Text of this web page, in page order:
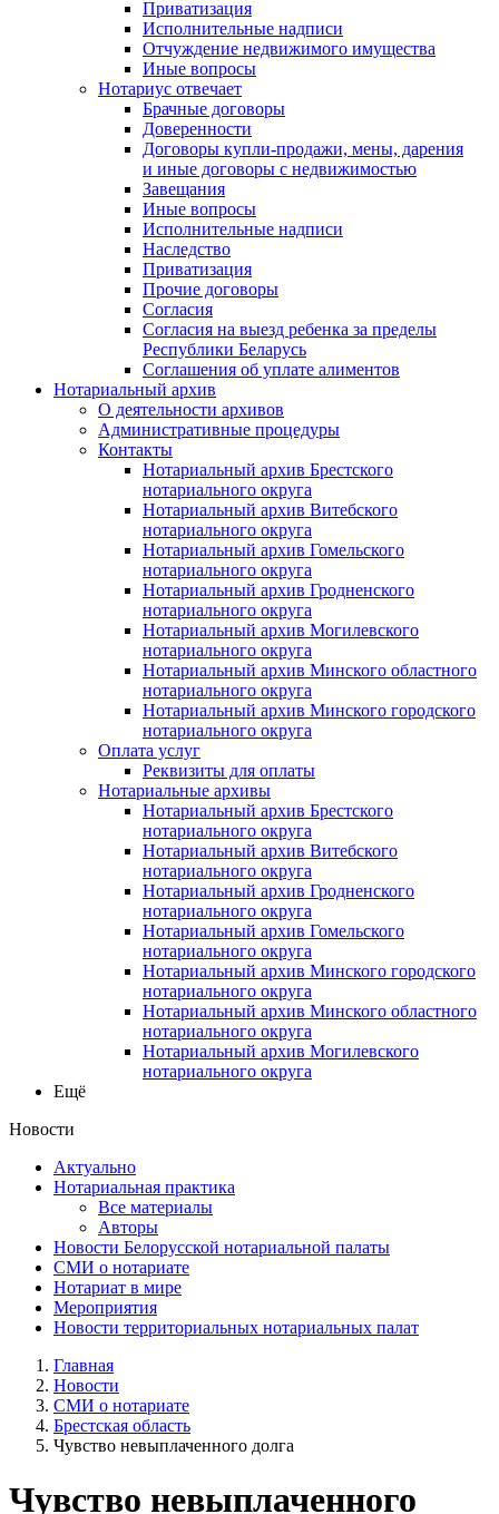
Приватизация
Исполнительные надписи
Отчуждение недвижимого имущества
Иные вопросы
Нотариус отвечает
Брачные договоры
Доверенности
Договоры купли-продажи, мены, дарения
и иные договоры с недвижимостью
Завещания
Иные вопросы
Исполнительные надписи
Наследство
Приватизация
Прочие договоры
Согласия
Согласия на выезд ребенка за пределы
Республики Беларусь
Соглашения об уплате алиментов
Нотариальный архив
О деятельности архивов
Административные процедуры
Контакты
Нотариальный архив Брестского
нотариального округа
Нотариальный архив Витебского
нотариального округа
Нотариальный архив Гомельского
нотариального округа
Нотариальный архив Гродненского
нотариального округа
Нотариальный архив Могилевского
нотариального округа
Нотариальный архив Минского областного
нотариального округа
Нотариальный архив Минского городского
нотариального округа
Оплата услуг
Реквизиты для оплаты
Нотариальные архивы
Нотариальный архив Брестского
нотариального округа
Нотариальный архив Витебского
нотариального округа
Нотариальный архив Гродненского
нотариального округа
Нотариальный архив Гомельского
нотариального округа
Нотариальный архив Минского городского
нотариального округа
Нотариальный архив Минского областного
нотариального округа
Нотариальный архив Могилевского
нотариального округа
Ещё
Новости
Актуально
Нотариальная практика
Все материалы
Авторы
Новости Белорусской нотариальной палаты
СМИ о нотариате
Нотариат в мире
Мероприятия
Новости территориальных нотариальных палат
Главная
Новости
СМИ о нотариате
Брестская область
Чувство невыплаченного долга
Чувство невыплаченного